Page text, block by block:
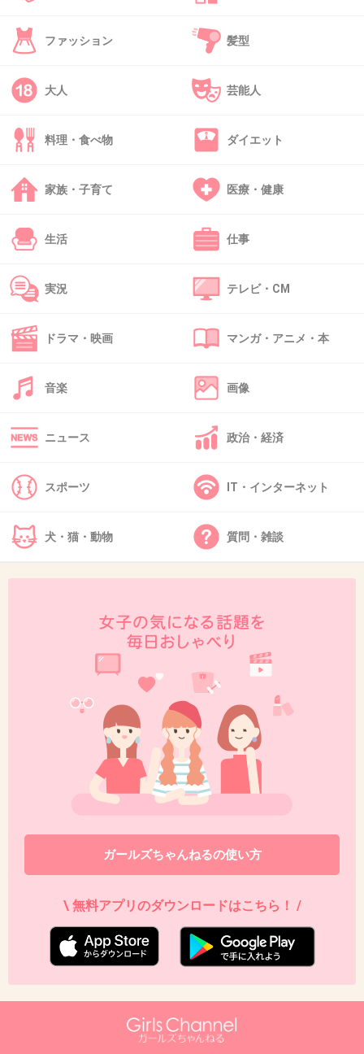
39. 匿名
ていう職業はちょっと胡散臭い
臭さを極めてるよ
40. 匿名 2013/03/21(木) 01:16:45
にだ。
41. 匿名 2013/03/21(木) 01:17:02
暇なの？ねえ、仕事無いの？
そりゃ、祈祷師の仕事なんかほぼないに等しい
だろうけど、こんなことしても仕事増えない
+22
2013/03/21(木) 01:17:49
+29
対馬の人と住職さんの身がマジで危険！！
こんなにイかれてる民族に何で日本のお偉いさ
んは黙ってるの？？？？対馬の人たちに任せっ
きりでいいの？？？？
ファッション 髪型
大人 芸能人
料理・食べ物 ダイエット
家族・子育て 医療・健康
生活 仕事
実況 テレビ・CM
ドラマ・映画 マンガ・アニメ・本
音楽 画像
ニュース 政治・経済
スポーツ IT・インターネット
犬・猫・動物 質問・雑談
ガールズちゃんねるの使い方
\ 無料アプリのダウンロードはこちら！ /